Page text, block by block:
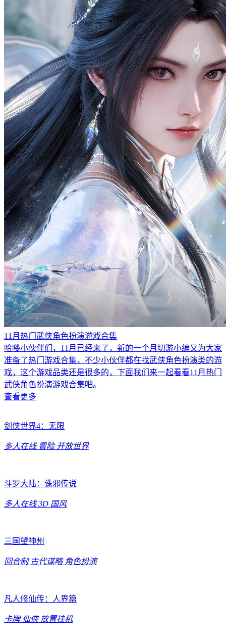
11月热门武侠角色扮演游戏合集
哈喽小伙伴们，11月已经来了，新的一个月切游小编又为大家
准备了热门游戏合集，不少小伙伴都在找武侠角色扮演类的游
戏，这个游戏品类还是很多的，下面我们来一起看看11月热门
武侠角色扮演游戏合集吧。
查看更多
剑侠世界4：无限
多人在线 冒险 开放世界
斗罗大陆：诛邪传说
多人在线 3D 国风
三国望神州
回合制 古代谋略 角色扮演
凡人修仙传：人界篇
卡牌 仙侠 放置挂机